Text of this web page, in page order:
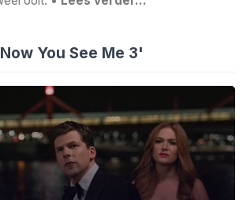
You See Me 3'